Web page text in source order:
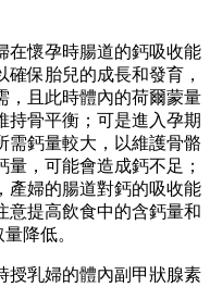
在懷孕時腸道的鈣吸收能
保胎兒的成長和發育，
，且此時體內的荷爾蒙量
持骨平衡；可是進入孕期
需鈣量較大，以維護骨骼
，可能會造成鈣不足；
產婦的腸道對鈣的吸收能
意提高飲食中的含鈣量和
降低。
授乳婦的體內副甲狀腺素